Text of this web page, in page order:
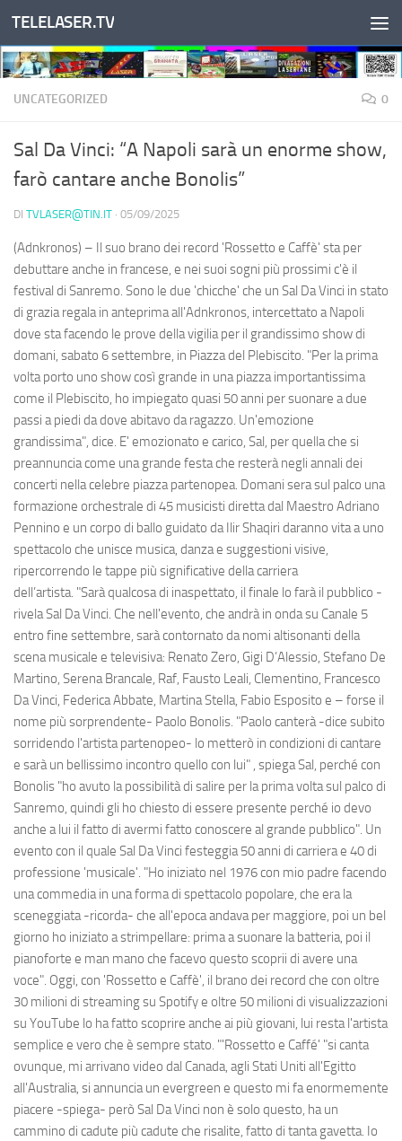
Salta al contenuto
TELELASER.TV
UNCATEGORIZED 0
Sal Da Vinci: “A Napoli sarà un enorme show,
farò cantare anche Bonolis”
DI TVLASER@TIN.IT · 05/09/2025
(Adnkronos) – Il suo brano dei record 'Rossetto e Caffè' sta per
debuttare anche in francese, e nei suoi sogni più prossimi c'è il
festival di Sanremo. Sono le due 'chicche' che un Sal Da Vinci in stato
di grazia regala in anteprima all'Adnkronos, intercettato a Napoli
dove sta facendo le prove della vigilia per il grandissimo show di
domani, sabato 6 settembre, in Piazza del Plebiscito. "Per la prima
volta porto uno show così grande in una piazza importantissima
come il Plebiscito, ho impiegato quasi 50 anni per suonare a due
passi a piedi da dove abitavo da ragazzo. Un'emozione
grandissima", dice. E' emozionato e carico, Sal, per quella che si
preannuncia come una grande festa che resterà negli annali dei
concerti nella celebre piazza partenopea. Domani sera sul palco una
formazione orchestrale di 45 musicisti diretta dal Maestro Adriano
Pennino e un corpo di ballo guidato da Ilir Shaqiri daranno vita a uno
spettacolo che unisce musica, danza e suggestioni visive,
ripercorrendo le tappe più significative della carriera
dell’artista. "Sarà qualcosa di inaspettato, il finale lo farà il pubblico -
rivela Sal Da Vinci. Che nell'evento, che andrà in onda su Canale 5
entro fine settembre, sarà contornato da nomi altisonanti della
scena musicale e televisiva: Renato Zero, Gigi D’Alessio, Stefano De
Martino, Serena Brancale, Raf, Fausto Leali, Clementino, Francesco
Da Vinci, Federica Abbate, Martina Stella, Fabio Esposito e – forse il
nome più sorprendente- Paolo Bonolis. "Paolo canterà -dice subito
sorridendo l'artista partenopeo- lo metterò in condizioni di cantare
e sarà un bellissimo incontro quello con lui" , spiega Sal, perché con
Bonolis "ho avuto la possibilità di salire per la prima volta sul palco di
Sanremo, quindi gli ho chiesto di essere presente perché io devo
anche a lui il fatto di avermi fatto conoscere al grande pubblico". Un
evento con il quale Sal Da Vinci festeggia 50 anni di carriera e 40 di
professione 'musicale'. "Ho iniziato nel 1976 con mio padre facendo
una commedia in una forma di spettacolo popolare, che era la
sceneggiata -ricorda- che all'epoca andava per maggiore, poi un bel
giorno ho iniziato a strimpellare: prima a suonare la batteria, poi il
pianoforte e man mano che facevo questo scoprii di avere una
voce". Oggi, con 'Rossetto e Caffè', il brano dei record che con oltre
30 milioni di streaming su Spotify e oltre 50 milioni di visualizzazioni
su YouTube lo ha fatto scoprire anche ai più giovani, lui resta l'artista
semplice e vero che è sempre stato. "'Rossetto e Caffé' "si canta
ovunque, mi arrivano video dal Canada, agli Stati Uniti all'Egitto
all'Australia, si annuncia un evergreen e questo mi fa enormemente
piacere -spiega- però Sal Da Vinci non è solo questo, ha un
cammino di cadute più cadute che risalite, fatto di tanta gavetta. Io